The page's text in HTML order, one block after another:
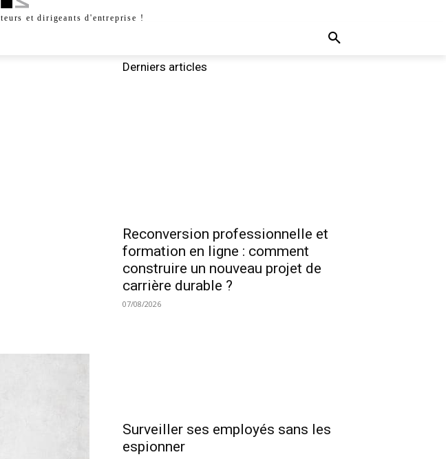
et dirigeants d'entreprise !
Derniers articles
Reconversion professionnelle et
formation en ligne : comment
construire un nouveau projet de
carrière durable ?
07/08/2026
Surveiller ses employés sans les
espionner